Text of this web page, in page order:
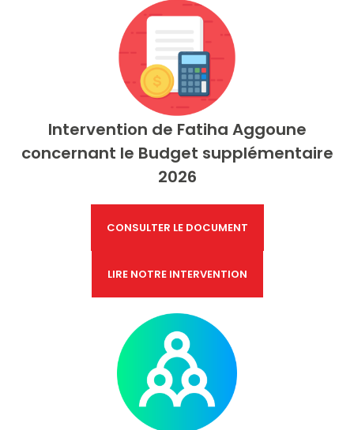
Intervention de Fatiha Aggoune
concernant le Budget supplémentaire
2026
CONSULTER LE DOCUMENT
LIRE NOTRE INTERVENTION